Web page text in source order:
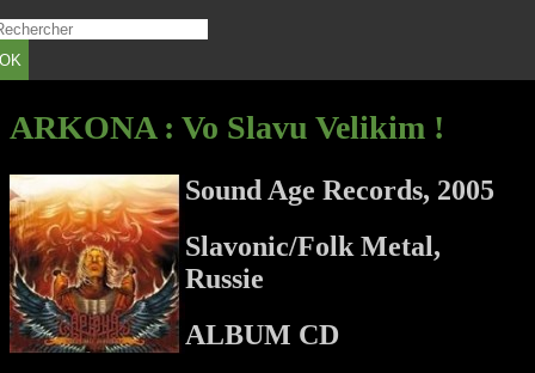
OK
ARKONA: Vo Slavu Velikim !
Sound Age Records, 2005
Slavonic/Folk Metal,
Russie
ALBUM CD